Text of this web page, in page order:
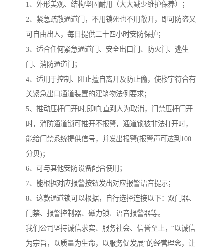
1、外形美观、结构坚固耐用（大大减少维护保养）；
2、紧急疏散通道门，不用锁死也不用敞开，即可防盗又
可自由出入，每日提供二十四小时安防保护；
3、适合任何紧急通道门、安全出口门、防火门、逃生
门、消防通道门；
4、适用于控制、阻止擅自离开及防止偷，使楼宇符合有
关紧急出口通道装置的建筑物法例要求；
5、推动压杆门开时,即响,直到人为取消，门禁压杆门开
时，消防通道锁可推开不报警，通道锁被非法打开时，
能给门禁系统提供信号，并发出报警(报警声可达到100
分贝)；
6、可与其他安防设备配合使用；
7、能根据对应报警按钮发出对应报警语音提示；
8、这款通道锁可以根据，自行选择连接以下：双门器、
门禁、报警控制器、磁力锁、语音报警器等。
我们公司坚持诚信求实、服务社会、信誉至上，“以诚信
为宗旨，以质量为生命，以服务促发展”的经营理念，让